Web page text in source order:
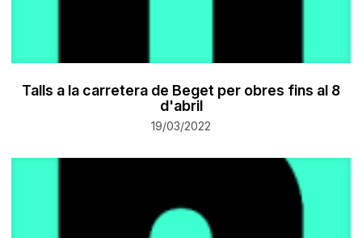
Talls a la carretera de Beget per obres fins al 8
d'abril
19/03/2022